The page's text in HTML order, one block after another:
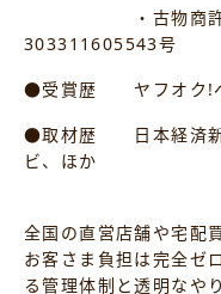
・古物商許可番
303311605543号
●受賞歴 ヤフオク!ベ
●取材歴 日本経済新
ビ、ほか
全国の直営店舗や宅配
お客さま負担は完全ゼ
る管理体制と透明なや